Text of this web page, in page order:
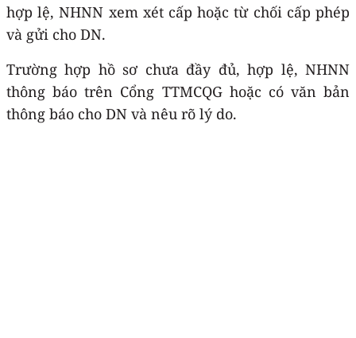
hợp lệ, NHNN xem xét cấp hoặc từ chối cấp phép
và gửi cho DN.
Trường hợp hồ sơ chưa đầy đủ, hợp lệ, NHNN
thông báo trên Cổng TTMCQG hoặc có văn bản
thông báo cho DN và nêu rõ lý do.